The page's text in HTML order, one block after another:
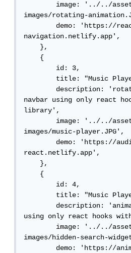
        image: '../../assets/project-
images/rotating-
        demo: 'https://react-js-rotating-
navigation.netlify.app',
    },
    {
        id: 3,
        title: "Music Player",
        description: 'rotating animated
navbar using only react
library',
        image: '../../assets/project-
images/music-player.JPG',
        demo: 'https://audio-player-with-
react.netlify.app',
    },
    {
        id: 4,
        title: "Music Player",
        description: 'animated search input
using only react hooks
        image: '../../assets/project-
images/hidden-search-
        demo: 'https://animated-search-